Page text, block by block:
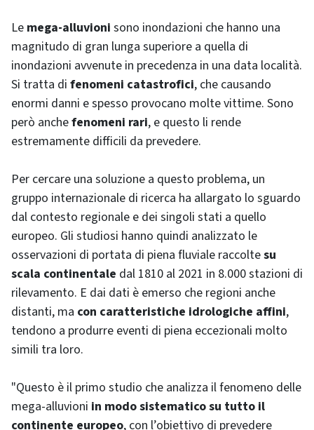
Le mega-alluvioni sono inondazioni che hanno una
magnitudo di gran lunga superiore a quella di
inondazioni avvenute in precedenza in una data località.
Si tratta di fenomeni catastrofici, che causando
enormi danni e spesso provocano molte vittime. Sono
però anchefenomeni rari, e questo li rende
estremamente difficili da prevedere.
Per cercare una soluzione a questo problema, un
gruppo internazionale di ricerca ha allargato lo sguardo
dal contesto regionale e dei singoli stati a quello
europeo. Gli studiosi hanno quindi analizzato le
osservazioni di portata di piena fluviale raccoltesu
scala continentale dal 1810 al 2021 in 8.000 stazioni di
rilevamento. E dai dati è emerso che regioni anche
distanti, ma con caratteristiche idrologiche affini,
tendono a produrre eventi di piena eccezionali molto
simili tra loro.
"Questo è il primo studio che analizza il fenomeno delle
mega-alluvioni in modo sistematico su tutto il
continente europeo, con l’obiettivo di prevedere